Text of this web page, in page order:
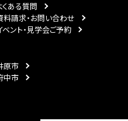
くある質問
料請求・お問い合わせ
ベント・見学会ご予約
原市
中市